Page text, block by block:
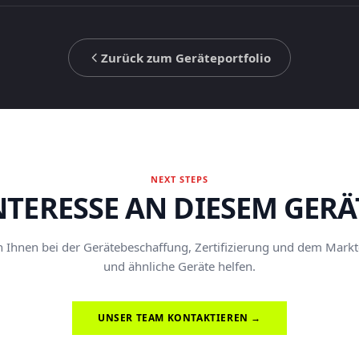
Zurück zum Geräteportfolio
NEXT STEPS
AN DIESEM
Ihnen bei der Gerätebeschaffung, Zertifizierung und dem
und ähnliche Geräte helfen.
UNSER TEAM KONTAKTIEREN →